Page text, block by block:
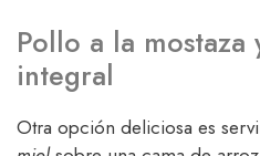
Pollo a la
integral
Otra opción deliciosa es